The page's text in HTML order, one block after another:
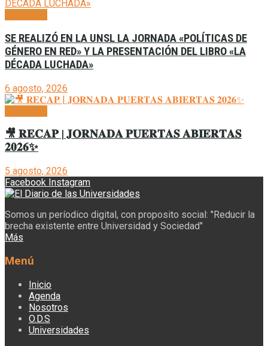
SE REALIZÓ EN LA UNSL LA JORNADA «POLÍTICAS DE
GÉNERO EN RED» Y LA PRESENTACIÓN DEL LIBRO «LA
DÉCADA LUCHADA»
6 agosto, 2026
🎥 𝐑𝐄𝐂𝐀𝐏 | 𝐉𝐎𝐑𝐍𝐀𝐃𝐀 𝐏𝐔𝐄𝐑𝐓𝐀𝐒 𝐀𝐁𝐈𝐄𝐑𝐓𝐀𝐒
𝟐𝟎𝟐𝟔✨
5 agosto, 2026
Facebook Instagram
Somos un períodico digital, con proposito social: "Reducir la
brecha existente entre Universidad y Sociedad"
Más
Menú
Inicio
Agenda
Nosotros
O.D.S
Universidades